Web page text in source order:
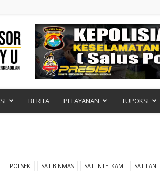
BERITA PELAYANAN TUPOKSI
POLSEK SAT BINMAS SAT INTELKAM SAT